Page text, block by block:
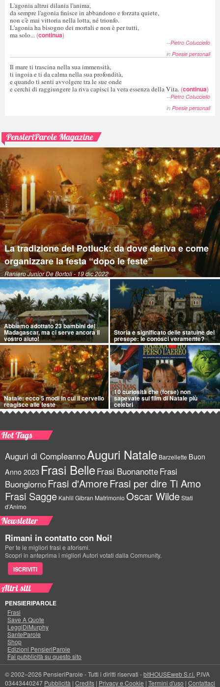
L'agonia altrui dilania l'anima,
da sempre l'agonia finisce in abbandono e forzata quiete,
non c'è mai vittoria nella lotta, né trionfo.
L'agonia ha bisogno dei mortali e non è per tutti,
ma solo... (continua)
--Pietro Colucciello
in Poesie personali
Il mare ti trascina nella sua immensità,
ti ingoia e ti da calma nella sua profondità,
e quando ti senti avvolgere tra le sue onde
e cerchi di raggiungere la riva capisci la vera essenza della Vita. (continua)
--Pietro Colucciello
in Poesie personali
PensieriParole Magazine
La tradizione del Potluck: da dove deriva e come
organizzare la festa “dopo le feste”
Raniero Junior De Bortoli- 19 dic 2022
Abbiamo adottato 23 bambini del
Madagascar, ma ci serve ancora il
vostro aiuto!
Storia e significato delle statuine del
presepe: le conosci veramente?
Natale: ecco 5 modi in cui il cervello
reagisce alle feste
10 curiosità che (forse) non
sapevate sui film di Natale più
celebri
Hot Tags
Auguri di CompleannoAuguri Natale Barzellette Buon
Anno 2023 Frasi BelleFrasi BuonanotteFrasi
BuongiornoFrasi d'AmoreFrasi per dire Ti Amo
Frasi Sagge Kahlil Gibran Matrimonio Oscar WildeStati
d'Animo
Newsletter
Rimani in contatto con Noi!
Per te le migliori frasi e aforismi.
Scopri in anteprima i migliori Autori votati dalla Community.
ISCRIVITI
Altri siti
PENSIERIPAROLE
Frasi
Save A Quote
LeggiDiMurphy
SanteParole
Shop
Edizioni PensieriParole
Fai pubblicità su questo sito
© 2002–2026 PensieriParole - Tutti i diritti riservati -bitHOUSEweb S.r.l. P.IVA
03443440247 Pubblicità | Credits | Privacy e Cookie | Termini d'uso | Contattaci